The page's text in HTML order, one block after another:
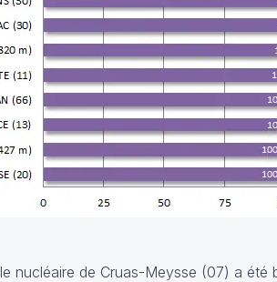
nucléaire de Cruas-Meysse (07) a été